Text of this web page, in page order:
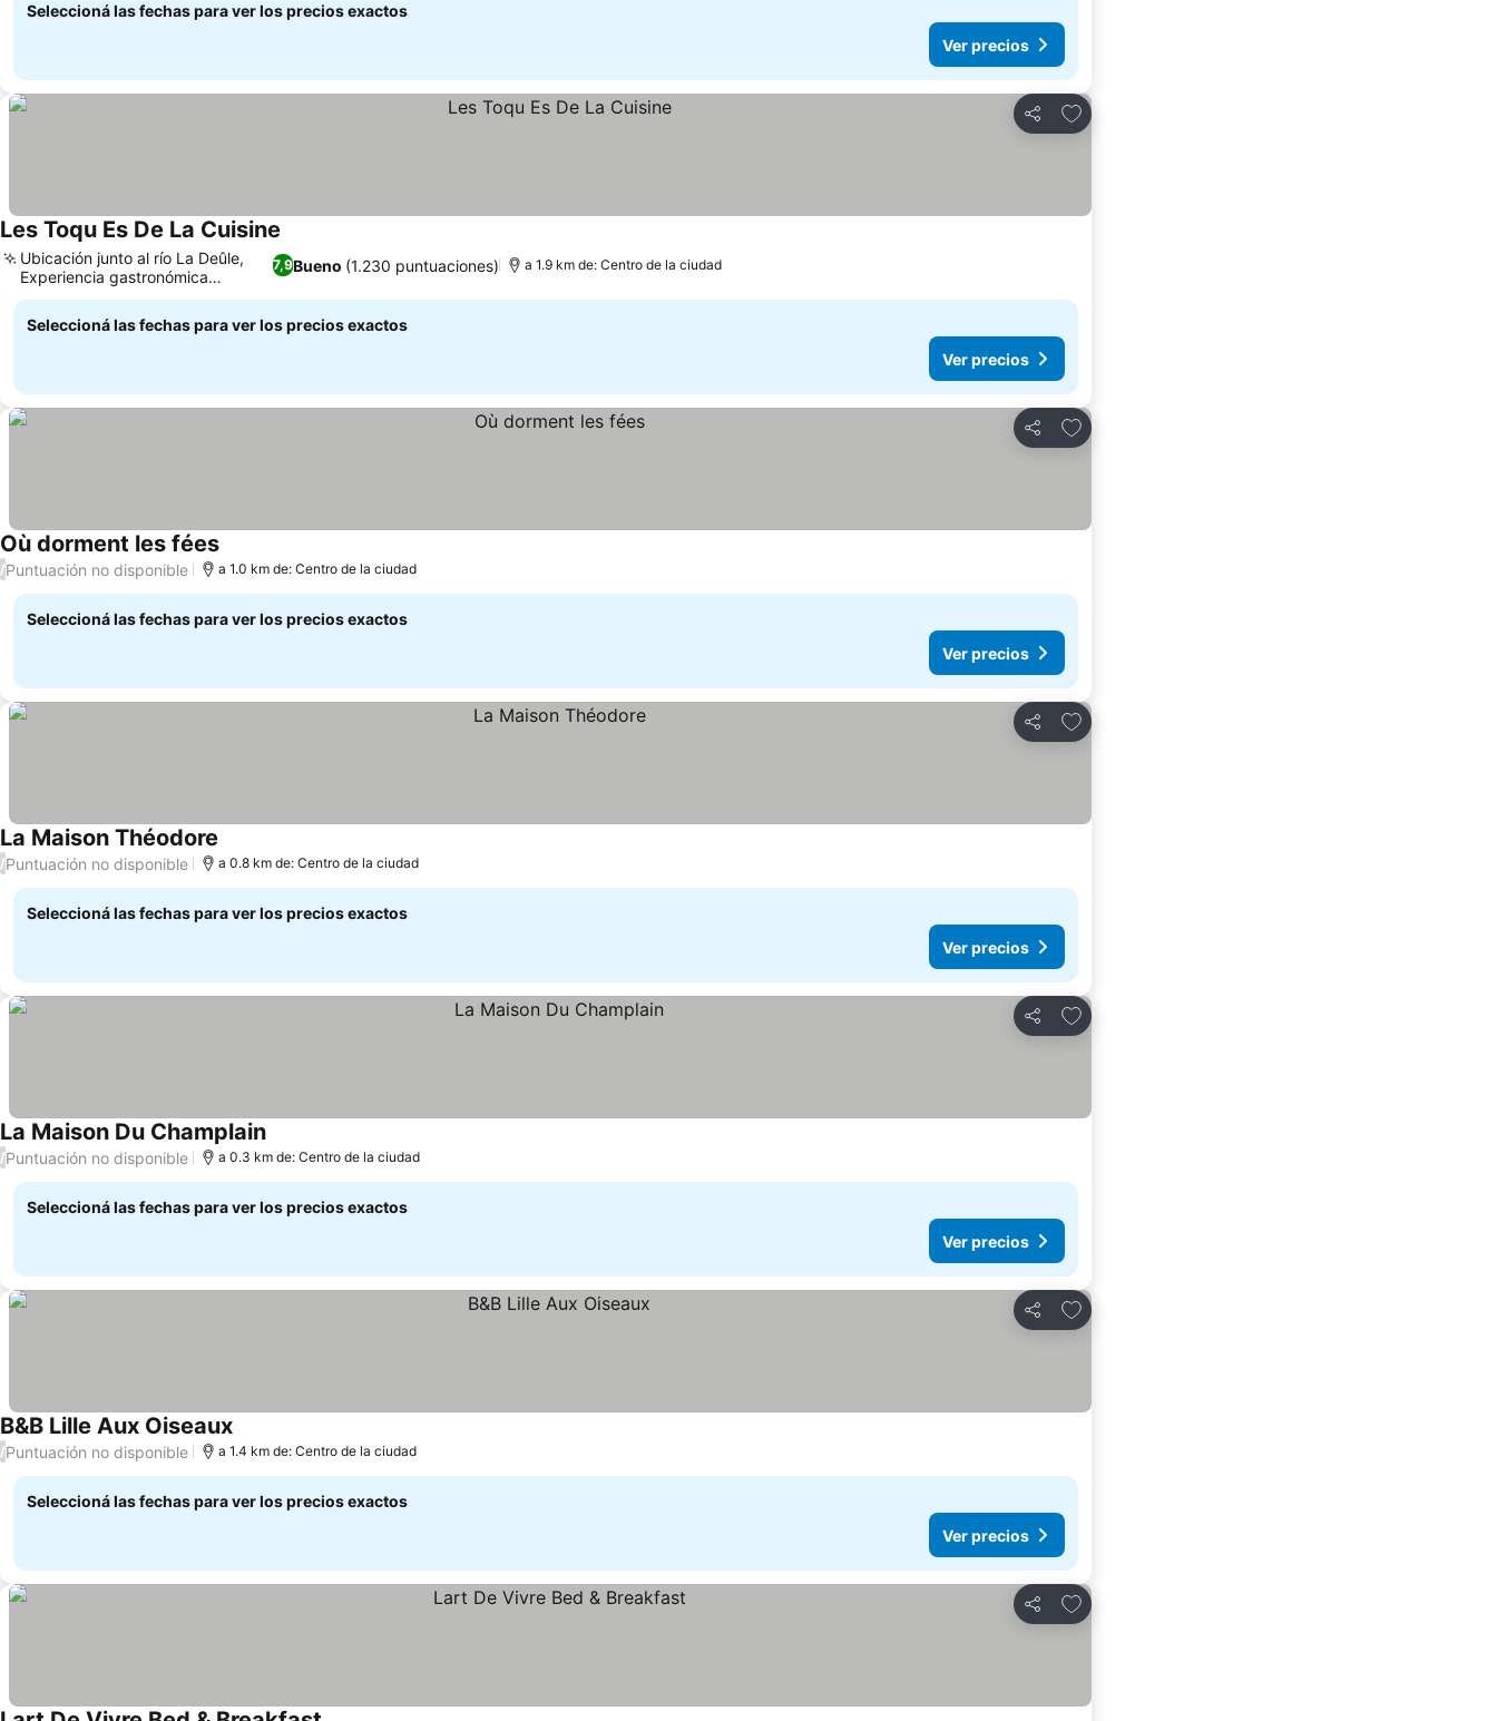
Seleccioná las fechas para ver los precios exactos
Ver precios
Compartir
Añadir a favoritos
Les Toqu Es De La Cuisine
7,9Bueno (1.230 puntuaciones)
Ubicación junto al río La Deûle,
Experiencia gastronómica
gourmet
a 1.9 km de: Centro de la ciudad
Seleccioná las fechas para ver los precios exactos
Ver precios
Compartir
Añadir a favoritos
Où dorment les féesVer precios
/Puntuación no disponible a 1.0 km de: Centro de la ciudad
Seleccioná las fechas para ver los precios exactos
Ver precios
Compartir
Añadir a favoritos
La Maison Théodore
/Puntuación no disponible a 0.8 km de: Centro de la ciudad
Seleccioná las fechas para ver los precios exactos
Ver precios
Compartir
Añadir a favoritos
La Maison Du ChamplainVer precios
/Puntuación no disponible a 0.3 km de: Centro de la ciudad
Seleccioná las fechas para ver los precios exactos
Ver precios
Compartir
Añadir a favoritos
B&B Lille Aux OiseauxVer precios
/Puntuación no disponible a 1.4 km de: Centro de la ciudad
Seleccioná las fechas para ver los precios exactos
Ver precios
Compartir
Añadir a favoritos